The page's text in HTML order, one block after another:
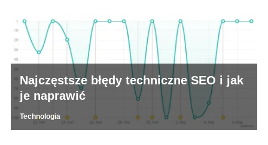
Najczęstsze błędy techniczne SEO i jak
je naprawić
Technologia